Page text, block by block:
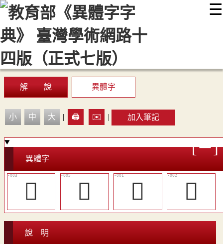
☰
::: 最新消息 常見問題 編輯說明
顯示模式
網站導覽
解 說 異體字
小 中 大 | 🖨️ ✉️ | 加入筆記
異體字
󷕂 𡙨 󷕀 󷕁
說 明